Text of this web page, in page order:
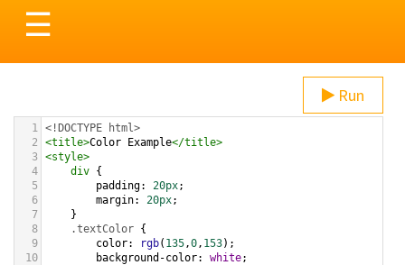
Toggle
navigation
☰
Run
1 <!DOCTYPE html>
2
<title>Color Example</title>
3 <style>
4
div {
5
padding: 20px;
6
margin: 20px;
7
}
8
.textColor {
9
color: rgb( 135,0, 153);
10
background-color: white;